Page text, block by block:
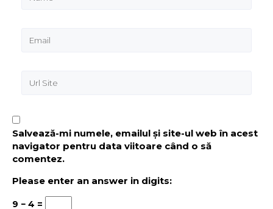
Salvează-mi numele, emailul și site-ul web în acest
navigator pentru data viitoare când o să
comentez.
Please enter an answer in digits:
9 − 4 =